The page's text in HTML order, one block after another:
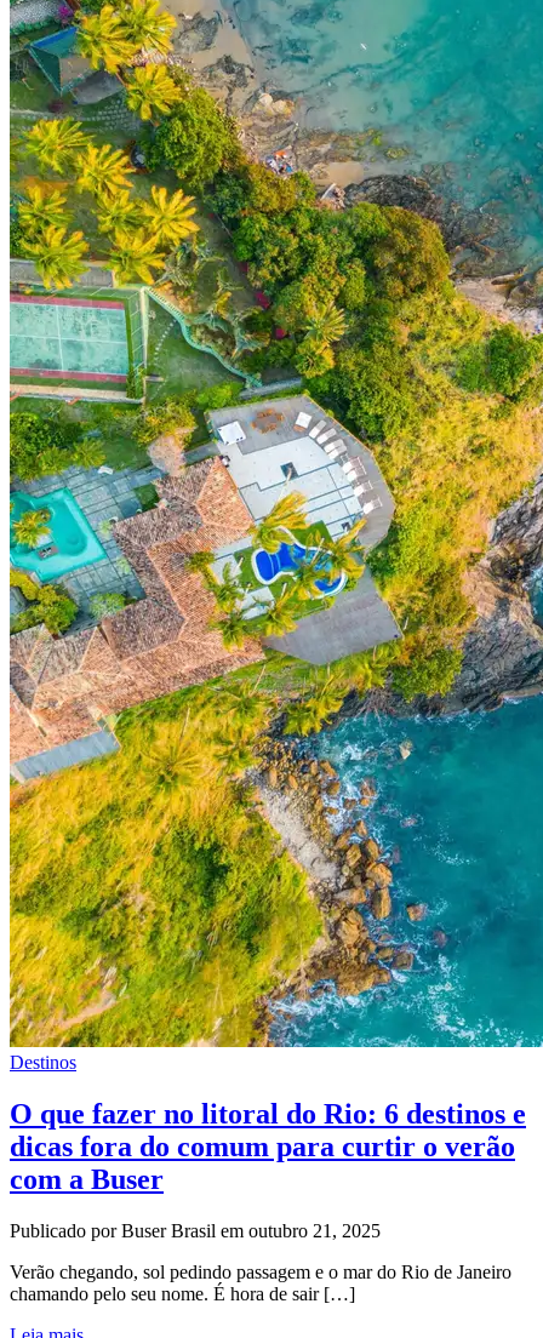
Destinos
O que fazer no litoral do Rio: 6 destinos e
dicas fora do comum para curtir o verão
com a Buser
Publicado por Buser Brasil em outubro 21, 2025
Verão chegando, sol pedindo passagem e o mar do Rio de Janeiro
chamando pelo seu nome. É hora de sair […]